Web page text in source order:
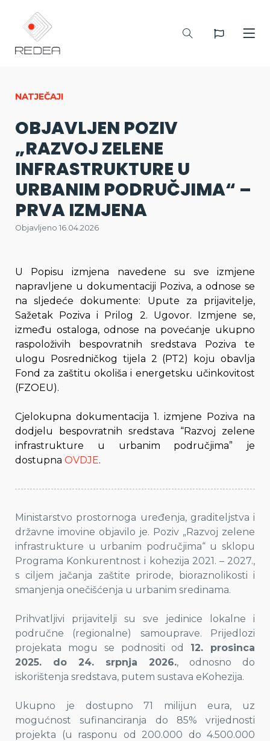
NATJEČAJI
OBJAVLJEN POZIV
„RAZVOJ ZELENE
INFRASTRUKTURE U
URBANIM PODRUČJIMA“ –
PRVA IZMJENA
Objavljeno 16.04.2026
U Popisu izmjena navedene su sve izmjene
napravljene u dokumentaciji Poziva, a odnose se
na sljedeće dokumente: Upute za prijavitelje,
Sažetak Poziva i Prilog 2. Ugovor. Izmjene se,
između ostaloga, odnose na povećanje ukupno
raspoloživih bespovratnih sredstava Poziva te
ulogu Posredničkog tijela 2 (PT2) koju obavlja
Fond za zaštitu okoliša i energetsku učinkovitost
(FZOEU).
Cjelokupna dokumentacija 1. izmjene Poziva na
dodjelu bespovratnih sredstava “Razvoj zelene
infrastrukture u urbanim područjima” je
dostupna OVDJE.
Ministarstvo prostornoga uređenja, graditeljstva i
državne imovine objavilo je. Poziv „Razvoj zelene
infrastrukture u urbanim područjima“ u sklopu
Programa Konkurentnost i kohezija 2021. – 2027.,
s ciljem jačanja zaštite prirode, bioraznolikosti i
smanjenja onečišćenja u urbanim sredinama.
Prihvatljivi prijavitelji su sve jedinice lokalne i
područne (regionalne) samouprave. Prijedlozi
projekata mogu se podnositi od 12. prosinca
2025. do 24. srpnja 2026., odnosno do
iskorištenja sredstava, putem sustava eKohezija.
Ukupno je dostupno 71 milijun eura, uz
mogućnost sufinanciranja do 85% vrijednosti
projekta (u rasponu od 200.000 do 4.500.000